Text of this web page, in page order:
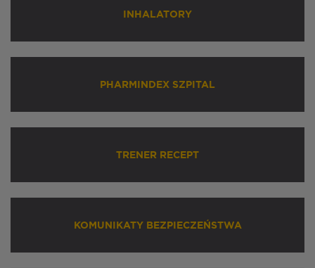
INHALATORY
PHARMINDEX SZPITAL
TRENER RECEPT
KOMUNIKATY BEZPIECZEŃSTWA